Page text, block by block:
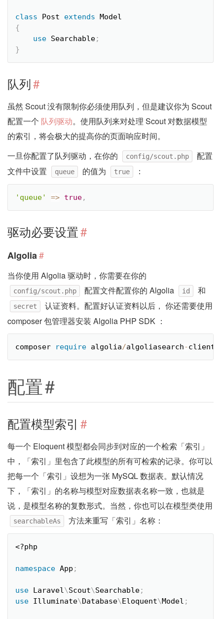
class Post extends Model
{
use Searchable;
}
队列#
虽然 Scout 没有限制你必须使用队列，但是建议你为 Scout
配置一个 队列驱动。使用队列来对处理 Scout 对数据模型
的索引，将会极大的提高你的页面响应时间。
一旦你配置了队列驱动，在你的
config/scout.php
配置
文件中设置
queue 的值为 true ：
'queue' => true,
驱动必要设置#
Algolia#
当你使用 Algolia 驱动时，你需要在你的
config/scout.php 配置文件配置你的 Algolia id 和
secret
认证资料。配置好认证资料以后， 你还需要使用
composer 包管理器安装 Algolia PHP SDK ：
composer require algolia/algoliasearch-client
配置#
配置模型索引 #
每一个 Eloquent 模型都会同步到对应的一个检索「索引」
中，「索引」里包含了此模型的所有可检索的记录。你可以
把每一个「索引」设想为一张 MySQL 数据表。默认情况
下，「索引」的名称与模型对应数据表名称一致，也就是
说，是模型名称的复数形式。当然，你也可以在模型类使用
searchableAs 方法来重写「索引」名称：
<?php
namespace App ;
use Laravel \Scout\Searchable;
use Illuminate\Database\Eloquent\Model ;